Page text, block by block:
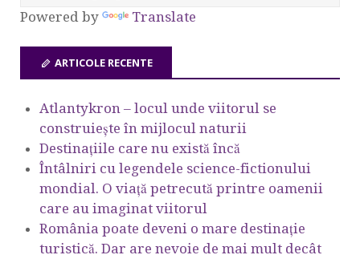
Powered by Translate
ARTICOLE RECENTE
Atlantykron – locul unde viitorul se
construiește în mijlocul naturii
Destinațiile care nu există încă
Întâlniri cu legendele science-fictionului
mondial. O viață petrecută printre oamenii
care au imaginat viitorul
România poate deveni o mare destinație
turistică. Dar are nevoie de mai mult decât